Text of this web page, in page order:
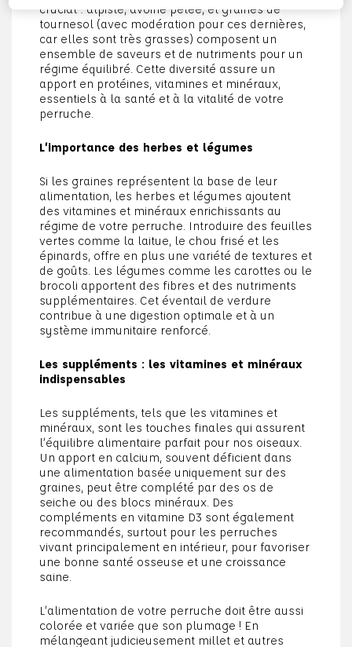
crucial : alpiste, avoine pelée, et graines de
tournesol (avec modération pour ces dernières,
car elles sont très grasses) composent un
ensemble de saveurs et de nutriments pour un
régime équilibré. Cette diversité assure un
apport en protéines, vitamines et minéraux,
essentiels à la santé et à la vitalité de votre
perruche.
L’importance des herbes et légumes
Si les graines représentent la base de leur
alimentation, les herbes et légumes ajoutent
des vitamines et minéraux enrichissants au
régime de votre perruche. Introduire des feuilles
vertes comme la laitue, le chou frisé et les
épinards, offre en plus une variété de textures et
de goûts. Les légumes comme les carottes ou le
brocoli apportent des fibres et des nutriments
supplémentaires. Cet éventail de verdure
contribue à une digestion optimale et à un
système immunitaire renforcé.
Les suppléments : les vitamines et minéraux
indispensables
Les suppléments, tels que les vitamines et
minéraux, sont les touches finales qui assurent
l’équilibre alimentaire parfait pour nos oiseaux.
Un apport en calcium, souvent déficient dans
une alimentation basée uniquement sur des
graines, peut être complété par des os de
seiche ou des blocs minéraux. Des
compléments en vitamine D3 sont également
recommandés, surtout pour les perruches
vivant principalement en intérieur, pour favoriser
une bonne santé osseuse et une croissance
saine.
L’alimentation de votre perruche doit être aussi
colorée et variée que son plumage ! En
mélangeant judicieusement millet et autres